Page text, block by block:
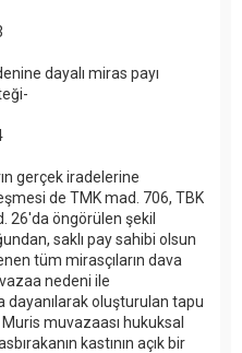
dayalı miras payı
gerçek iradelerine
de TMK mad. 706, TBK
26'da öngörülen şekil
saklı pay sahibi olsun
tüm mirasçıların dava
nedeni ile
oluşturulan tapu
muvazaası hukuksal
kastının açık bir